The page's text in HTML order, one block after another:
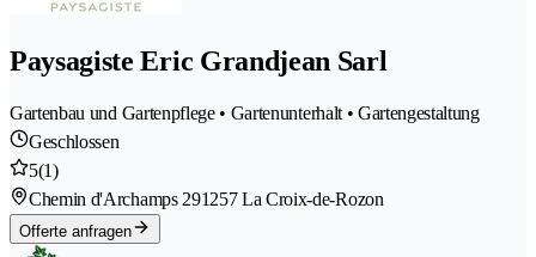
Paysagiste Eric Grandjean Sarl
Gartenbau und Gartenpflege • Gartenunterhalt • Gartengestaltung
Geschlossen
5(1)
Chemin d'Archamps 291257 La Croix-de-Rozon
Offerte anfragen